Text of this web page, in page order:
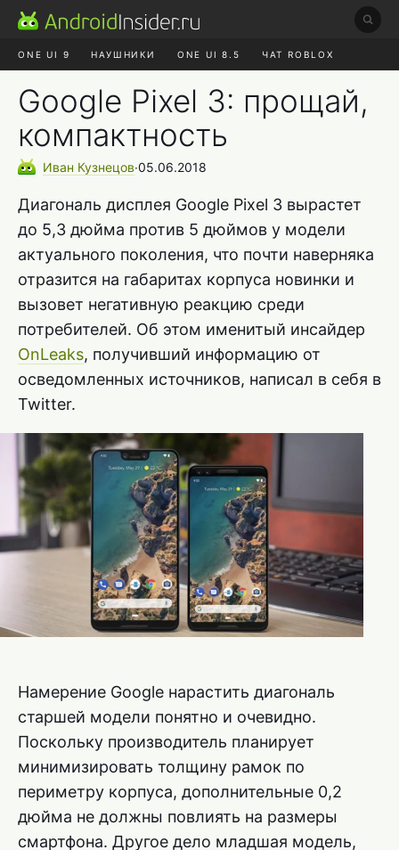
ONE UI 9 НАУШНИКИ ONE UI 8.5 ЧАТ ROBLOX
Google Pixel 3: прощай,
компактность
Иван Кузнецов∙05.06.2018
Диагональ дисплея Google Pixel 3 вырастет
до 5,3 дюйма против 5 дюймов у модели
актуального поколения, что почти наверняка
отразится на габаритах корпуса новинки и
вызовет негативную реакцию среди
потребителей. Об этом именитый инсайдер
OnLeaks, получивший информацию от
осведомленных источников, написал в себя в
Twitter.
Намерение Google нарастить диагональ
старшей модели понятно и очевидно.
Поскольку производитель планирует
минимизировать толщину рамок по
периметру корпуса, дополнительные 0,2
дюйма не должны повлиять на размеры
смартфона. Другое дело младшая модель,